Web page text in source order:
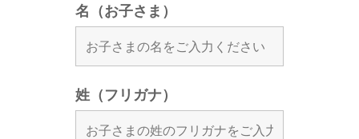
名（お子さま）
姓（フリガナ）